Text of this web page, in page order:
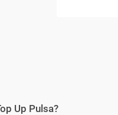
Up Pulsa?